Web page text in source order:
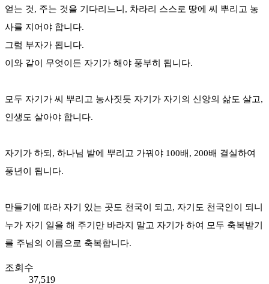
얻는 것, 주는 것을 기다리느니, 차라리 스스로 땅에 씨 뿌리고 농
사를 지어야 합니다.
그럼 부자가 됩니다.
이와 같이 무엇이든 자기가 해야 풍부히 됩니다.
모두 자기가 씨 뿌리고 농사짓듯 자기가 자기의 신앙의 삶도 살고,
인생도 살아야 합니다.
자기가 하되, 하나님 밭에 뿌리고 가꿔야 100배, 200배 결실하여
풍년이 됩니다.
만들기에 따라 자기 있는 곳도 천국이 되고, 자기도 천국인이 되니
누가 자기 일을 해 주기만 바라지 말고 자기가 하여 모두 축복받기
를 주님의 이름으로 축복합니다.
조회수
37,519